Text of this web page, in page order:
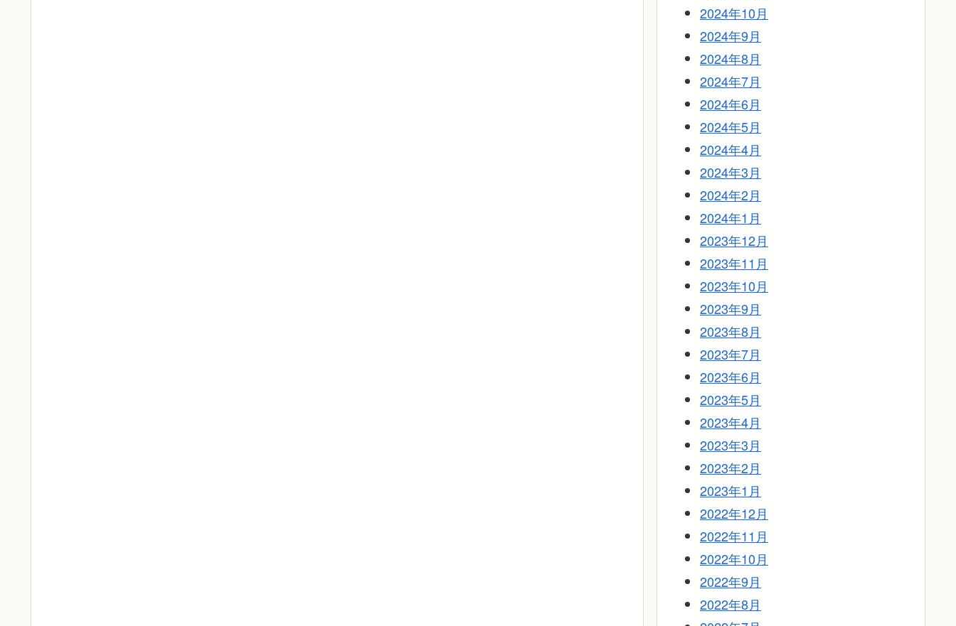
2024年10月
2024年9月
2024年8月
2024年7月
2024年6月
2024年5月
2024年4月
2024年3月
2024年2月
2024年1月
2023年12月
2023年11月
2023年10月
2023年9月
2023年8月
2023年7月
2023年6月
2023年5月
2023年4月
2023年3月
2023年2月
2023年1月
2022年12月
2022年11月
2022年10月
2022年9月
2022年8月